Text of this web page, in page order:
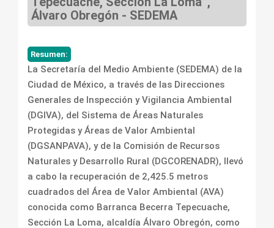
Álvaro Obregón - SEDEMA
Resumen:
La Secretaría del Medio Ambiente (SEDEMA) de la
Ciudad de México, a través de las Direcciones
Generales de Inspección y Vigilancia Ambiental
(DGIVA), del Sistema de Áreas Naturales
Protegidas y Áreas de Valor Ambiental
(DGSANPAVA), y de la Comisión de Recursos
Naturales y Desarrollo Rural (DGCORENADR), llevó
a cabo la recuperación de 2,425.5 metros
cuadrados del Área de Valor Ambiental (AVA)
conocida como Barranca Becerra Tepecuache,
Sección La Loma, alcaldía Álvaro Obregón, como